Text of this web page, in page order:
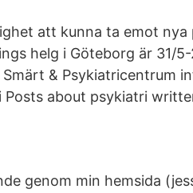
att kunna ta emot nya
helg i Göteborg är 31/
& Psykiatricentrum
Posts about psykiatri
genom min hemsida